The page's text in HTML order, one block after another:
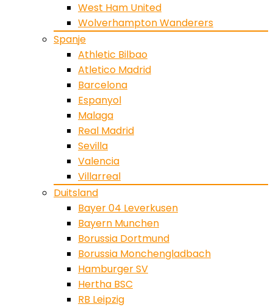
West Ham United
Wolverhampton Wanderers
Spanje
Athletic Bilbao
Atletico Madrid
Barcelona
Espanyol
Malaga
Real Madrid
Sevilla
Valencia
Villarreal
Duitsland
Bayer 04 Leverkusen
Bayern Munchen
Borussia Dortmund
Borussia Monchengladbach
Hamburger SV
Hertha BSC
RB Leipzig